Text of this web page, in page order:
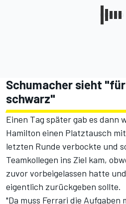
Schumacher sieht
schwarz"
Einen Tag später gab es dann
Hamilton einen Platztausch
letzten Runde verbockte und
Teamkollegen ins Ziel kam,
zuvor vorbeigelassen hatte
eigentlich zurückgeben sollte.
"Da muss Ferrari die Aufgaben